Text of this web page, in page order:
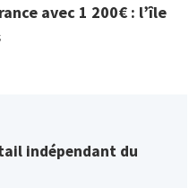
avec 1 200€ : l’île
indépendant du